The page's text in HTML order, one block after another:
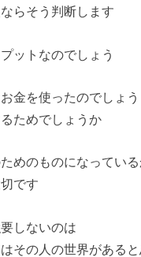
らそう判断します
ットなのでしょう
金を使ったのでしょう
ためでしょうか
めのものになってい
です
しないのは
その人の世界がある